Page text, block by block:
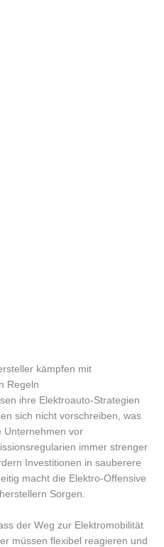
kämpfen mit
Regeln
ihre Elektroauto-Strategien
sich nicht vorschreiben, was
Unternehmen vor
immer strenger
Investitionen in sauberere
macht die Elektro-Offensive
Sorgen.
der Weg zur Elektromobilität
müssen flexibel reagieren und